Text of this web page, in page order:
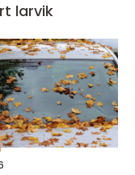
larvik